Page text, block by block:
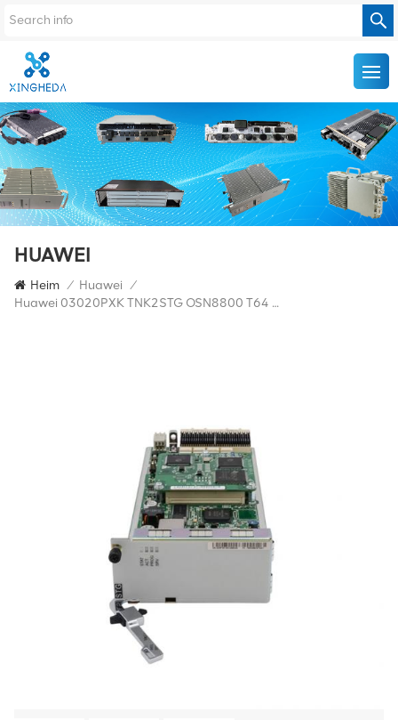
HUAWEI
Heim / Huawei /
Huawei 03020PXK TNK2STG OSN8800 T64 Uhrplatine